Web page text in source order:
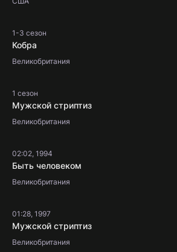
1-3 сезон
Кобра
Великобритания
1 сезон
Мужской стриптиз
Великобритания
02:02, 1994
Быть человеком
Великобритания
01:28, 1997
Мужской стриптиз
Великобритания